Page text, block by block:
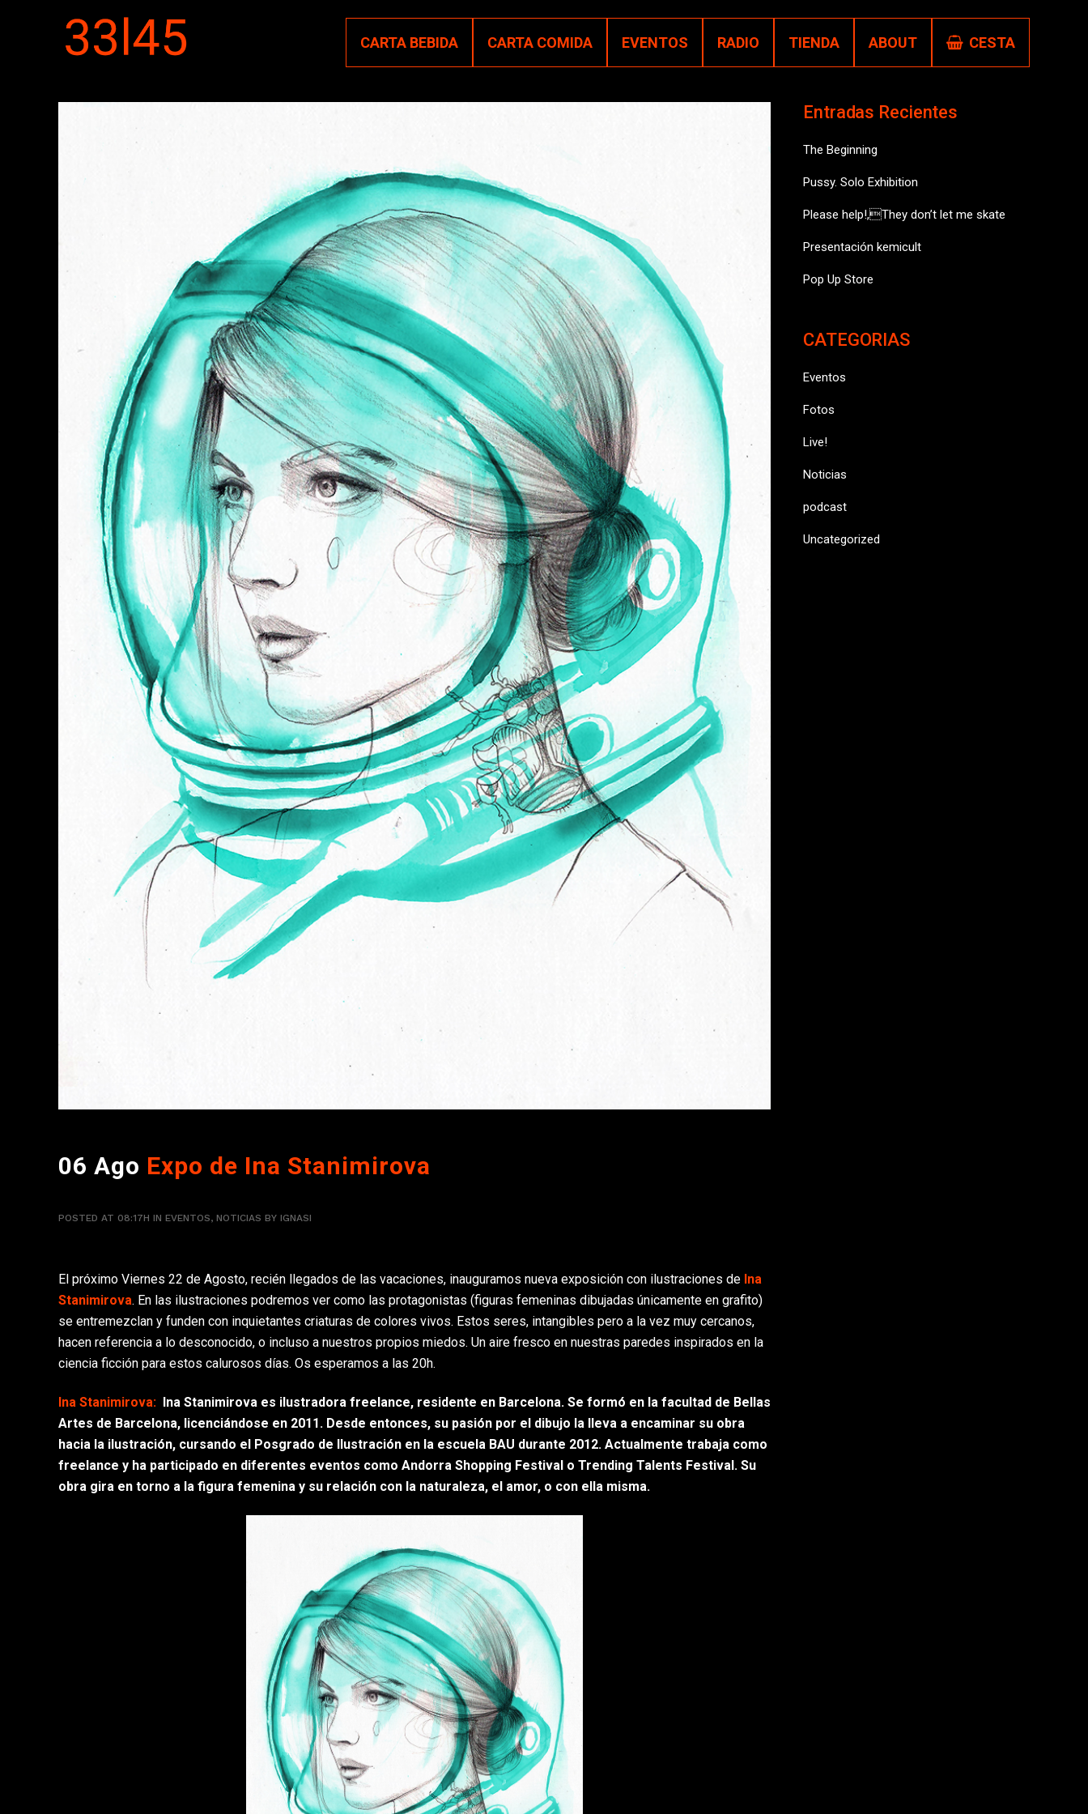
CARTA BEBIDA CARTA COMIDA EVENTOS RADIO TIENDA ABOUT CESTA
06 Ago Expo de Ina Stanimirova
POSTED AT 08:17H IN EVENTOS, NOTICIAS BY IGNASI
El próximo Viernes 22 de Agosto, recién llegados de las vacaciones, inauguramos nueva exposición con ilustraciones de Ina
Stanimirova. En las ilustraciones podremos ver como las protagonistas (figuras femeninas dibujadas únicamente en grafito)
se entremezclan y funden con inquietantes criaturas de colores vivos. Estos seres, intangibles pero a la vez muy cercanos,
hacen referencia a lo desconocido, o incluso a nuestros propios miedos. Un aire fresco en nuestras paredes inspirados en la
ciencia ficción para estos calurosos días. Os esperamos a las 20h.
Ina Stanimirova: Ina Stanimirova es ilustradora freelance, residente en Barcelona. Se formó en la facultad de Bellas
Artes de Barcelona, licenciándose en 2011. Desde entonces, su pasión por el dibujo la lleva a encaminar su obra
hacia la ilustración, cursando el Posgrado de Ilustración en la escuela BAU durante 2012. Actualmente trabaja como
freelance y ha participado en diferentes eventos como Andorra Shopping Festival o Trending Talents Festival. Su
obra gira en torno a la figura femenina y su relación con la naturaleza, el amor, o con ella misma.
Entradas Recientes
The Beginning
Pussy. Solo Exhibition
Please help!,They don’t let me skate
Presentación kemicult
Pop Up Store
CATEGORIAS
Eventos
Fotos
Live!
Noticias
podcast
Uncategorized